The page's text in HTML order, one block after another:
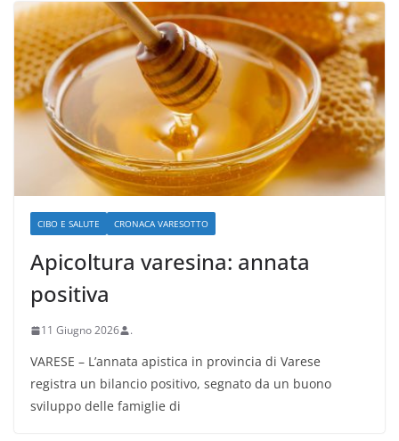
CIBO E SALUTE CRONACA VARESOTTO
Apicoltura varesina: annata
positiva
11 Giugno 2026 .
VARESE – L’annata apistica in provincia di Varese
registra un bilancio positivo, segnato da un buono
sviluppo delle famiglie di